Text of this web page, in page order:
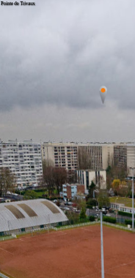
Pointe de Trivaux